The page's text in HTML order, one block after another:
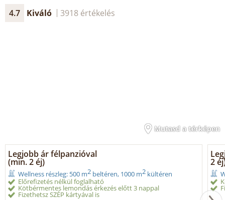
4.7 Kiváló 3918 értékelés
Mutasd a térképen
Legjobb ár félpanzióval
(min. 2 éj)
Wellness részleg: 500 m2 beltéren, 1000 m2 kültéren
Előrefizetés nélkül foglalható
Kötbérmentes lemondás érkezés előtt 3 nappal
Fizethetsz SZÉP kártyával is
2